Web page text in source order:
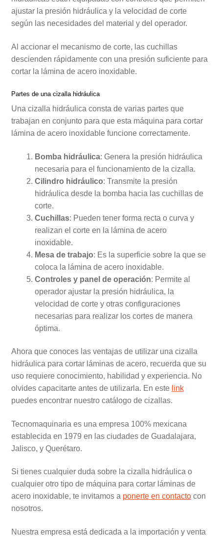
ajustar la presión hidráulica y la velocidad de corte
según las necesidades del material y del operador.
Al accionar el mecanismo de corte, las cuchillas
descienden rápidamente con una presión suficiente para
cortar la lámina de acero inoxidable.
Partes de una cizalla hidráulica
Una cizalla hidráulica consta de varias partes que
trabajan en conjunto para que esta máquina para cortar
lámina de acero inoxidable funcione correctamente.
Bomba hidráulica: Genera la presión hidráulica
necesaria para el funcionamiento de la cizalla.
Cilindro hidráulico: Transmite la presión
hidráulica desde la bomba hacia las cuchillas de
corte.
Cuchillas: Pueden tener forma recta o curva y
realizan el corte en la lámina de acero
inoxidable.
Mesa de trabajo: Es la superficie sobre la que se
coloca la lámina de acero inoxidable.
Controles y panel de operación: Permite al
operador ajustar la presión hidráulica, la
velocidad de corte y otras configuraciones
necesarias para realizar los cortes de manera
óptima.
Ahora que conoces las ventajas de utilizar una cizalla
hidráulica para cortar láminas de acero, recuerda que su
uso requiere conocimiento, habilidad y experiencia. No
olvides capacitarte antes de utilizarla. En este link
puedes encontrar nuestro catálogo de cizallas.
Tecnomaquinaria es una empresa 100% mexicana
establecida en 1979 en las ciudades de Guadalajara,
Jalisco, y Querétaro.
Si tienes cualquier duda sobre la cizalla hidráulica o
cualquier otro tipo de máquina para cortar láminas de
acero inoxidable, te invitamos a ponerte en contactocon
nosotros.
Nuestra empresa está dedicada a la importación y venta